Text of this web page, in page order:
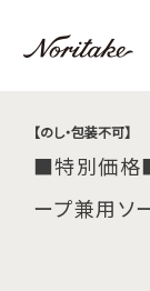
【のし・包装不可】
■特別価格
ープ兼用ソ